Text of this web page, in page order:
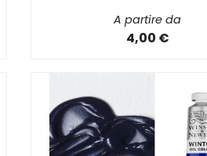
A partire da
4,00 €